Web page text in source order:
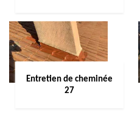
Entretien de cheminée
27